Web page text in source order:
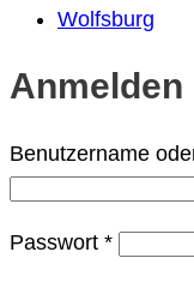
Wolfsburg
Anmelden
Benutzername
Passwort *